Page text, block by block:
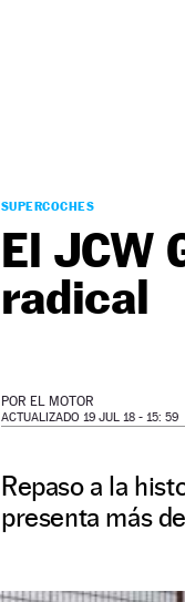
SUPERCOCHES
El JCW
radical
POR EL MOTOR
ACTUALIZADO 19 JUL 18 - 15: 59
Repaso a la
presenta más